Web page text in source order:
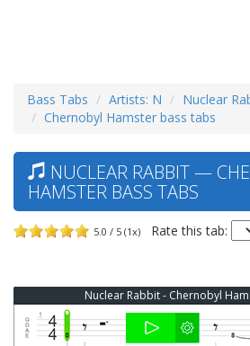
Bass Tabs Artists: N
Nuclear
Chernobyl Hamster bass tabs
NUCLEAR RABBIT —
HAMSTER BASS TABS
5.0 / 5 (1x) Rate this tab:
Nuclear Rabbit - Chernobyl